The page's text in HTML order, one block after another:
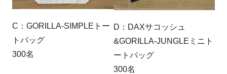
C：GORILLA-SIMPLEトー
トバッグ
300名
D：DAXサコッシュ
&GORILLA-JUNGLEミニト
ートバッグ
300名